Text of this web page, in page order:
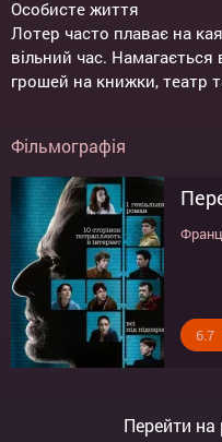
Особисте життя
Лотер часто плаває на
вільний час. Намагається
грошей на книжки, театр
Фільмографія
6.7
Перейти